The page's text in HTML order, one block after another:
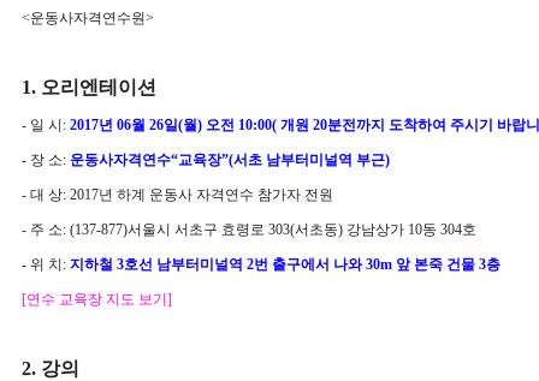
<운동사자격연수원>
1. 오리엔테이션
- 일 시: 2017년 06월 26일(월) 오전 10:00( 개원 20분전까지 도착하여 주시기 바랍
- 장 소: 운동사자격연수“교육장”(서초 남부터미널역 부근)
- 대 상: 2017년 하계 운동사 자격연수 참가자 전원
- 주 소: (137-877)서울시 서초구 효령로 303(서초동) 강남상가 10동 304호
- 위 치: 지하철 3호선 남부터미널역 2번 출구에서 나와 30m 앞 본죽 건물 3층
[연수 교육장 지도 보기]
2. 강의